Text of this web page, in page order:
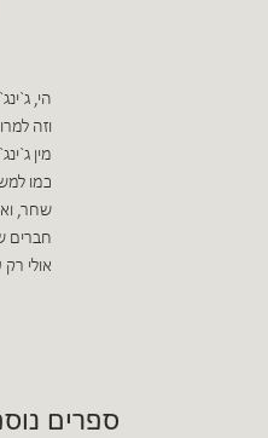
הי,
וזה
מין
כמו
שחר,
חברים
אולי
ספרים